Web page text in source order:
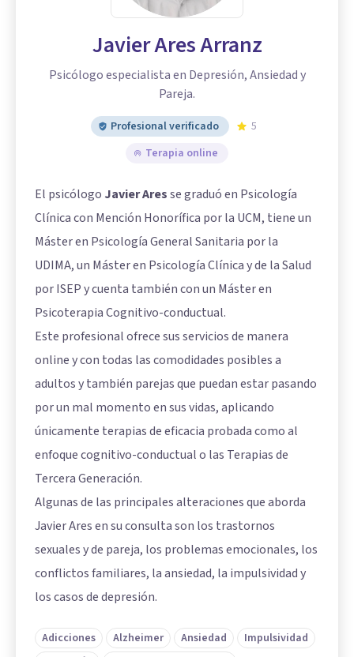
Javier Ares Arranz
Psicólogo especialista en Depresión, Ansiedad y
Pareja.
Profesional verificado
5
Terapia online
El psicólogo Javier Aresse graduó en Psicología
Clínica con Mención Honorífica por la UCM, tiene un
Máster en Psicología General Sanitaria por la
UDIMA, un Máster en Psicología Clínica y de la Salud
por ISEP y cuenta también con un Máster en
Psicoterapia Cognitivo-conductual.
Este profesional ofrece sus servicios de manera
online y con todas las comodidades posibles a
adultos y también parejas que puedan estar pasando
por un mal momento en sus vidas, aplicando
únicamente terapias de eficacia probada como al
enfoque cognitivo-conductual o las Terapias de
Tercera Generación.
Algunas de las principales alteraciones que aborda
Javier Ares en su consulta son los trastornos
sexuales y de pareja, los problemas emocionales, los
conflictos familiares, la ansiedad, la impulsividad y
los casos de depresión.
Adicciones Alzheimer Ansiedad
Impulsividad